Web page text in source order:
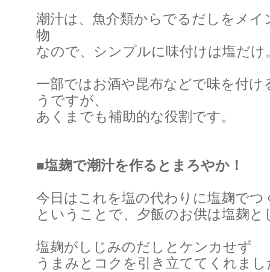
潮汁は、魚介類からでるだしをメイ
物
なので、シンプルに味付けは塩だけ
一部ではお酒や昆布などで味を付
うですが、
あくまでも補助的な役割です。
■塩麹で潮汁を作るとまろやか！
今日はこれを塩の代わりに塩麹でつ
ということで、夕飯のお供は塩麹と
塩麹がしじみのだしとケンカせず
うまみとコクを引き立ててくれまし